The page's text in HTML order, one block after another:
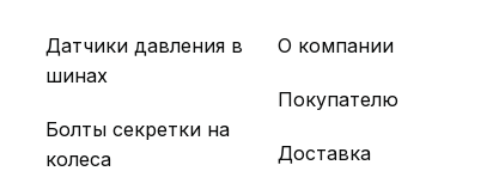
Датчики давления в
шинах
Болты секретки на
колеса
О компании
Покупателю
Доставка